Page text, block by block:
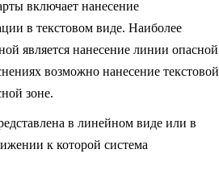
включает нанесение
в текстовом виде. Наиболее
является нанесение линии опасной
возможно нанесение текстовой
зоне.
в линейном виде или в
к которой система